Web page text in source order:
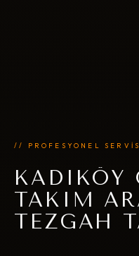
// PROFESYONEL SERVİS
KADIKÖY
TAKIM
TEZGAH